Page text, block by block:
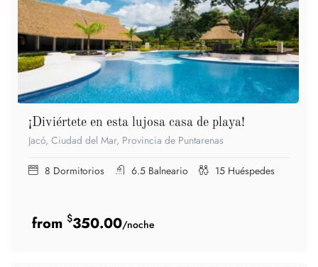
¡Diviértete en esta lujosa casa de playa!
Jacó, Ciudad del Mar, Provincia de Puntarenas
8 Dormitorios 6.5 Balneario 15 Huéspedes
$350.00/noche